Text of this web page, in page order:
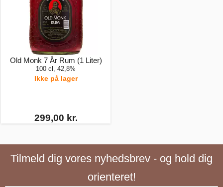
Old Monk 7 År Rum (1 Liter)
100 cl, 42,8%
Ikke på lager
299,00 kr.
Tilmeld dig vores nyhedsbrev - og hold dig
orienteret!